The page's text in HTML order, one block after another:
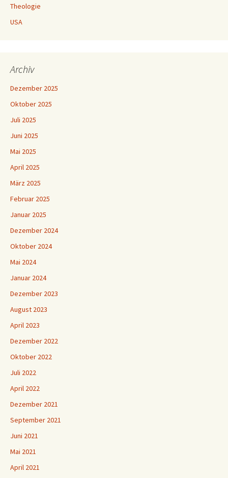
Theologie
USA
Archiv
Dezember 2025
Oktober 2025
Juli 2025
Juni 2025
Mai 2025
April 2025
März 2025
Februar 2025
Januar 2025
Dezember 2024
Oktober 2024
Mai 2024
Januar 2024
Dezember 2023
August 2023
April 2023
Dezember 2022
Oktober 2022
Juli 2022
April 2022
Dezember 2021
September 2021
Juni 2021
Mai 2021
April 2021